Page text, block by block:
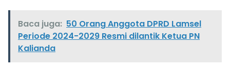
Baca juga: 50 Orang Anggota DPRD Lamsel
Periode 2024-2029 Resmi dilantik Ketua PN
Kalianda